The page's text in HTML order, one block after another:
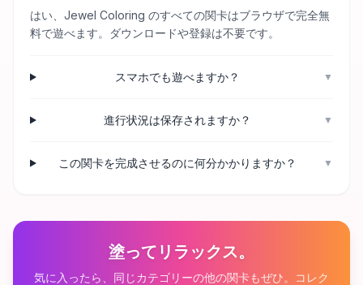
はい、Jewel Coloring のすべての関卡はブラウザで完全無
料で遊べます。ダウンロードや登録は不要です。
スマホでも遊べますか？ ▼
進行状況は保存されますか？ ▼
この関卡を完成させるのに何分かかりますか？ ▼
塗ってリラックス。
気に入ったら、同じカテゴリーの他の関卡もぜひ。コレク